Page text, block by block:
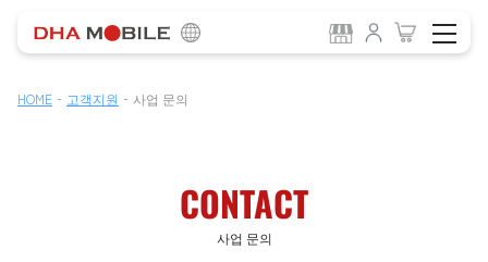
HOME - 고객지원 - 사업 문의
CONTACT
사업 문의